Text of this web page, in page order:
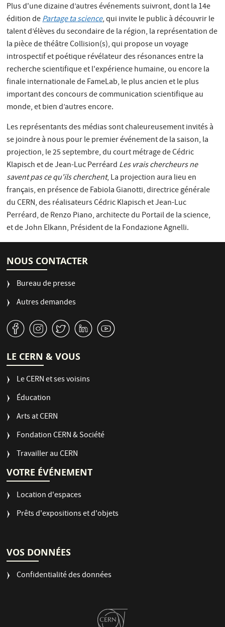
Plus d'une dizaine d’autres événements suivront, dont la 14e
édition dePartage ta science, qui invite le public à découvrir le
talent d’élèves du secondaire de la région, la représentation de
la pièce de théâtre Collision(s), qui propose un voyage
introspectif et poétique révélateur des résonances entre la
recherche scientifique et l'expérience humaine, ou encore la
finale internationale de FameLab, le plus ancien et le plus
important des concours de communication scientifique au
monde, et bien d’autres encore.
Les représentants des médias sont chaleureusement invités à
se joindre à nous pour le premier événement de la saison, la
projection, le 25 septembre, du court métrage de Cédric
Klapisch et de Jean-Luc Perréard Les vrais chercheurs ne
savent pas ce qu'ils cherchent, La projection aura lieu en
français, en présence de Fabiola Gianotti, directrice générale
du CERN, des réalisateurs Cédric Klapisch et Jean-Luc
Perréard, de Renzo Piano, architecte du Portail de la science,
et de John Elkann, Président de la Fondazione Agnelli.
NOUS CONTACTER
Bureau de presse
Autres demandes
v J W M 1
LE CERN & VOUS
Le CERN et ses voisins
Éducation
Arts at CERN
Fondation CERN & Société
Travailler au CERN
VOTRE ÉVÉNEMENT
Location d'espaces
Prêts d'expositions et d'objets
VOS DONNÉES
Confidentialité des données